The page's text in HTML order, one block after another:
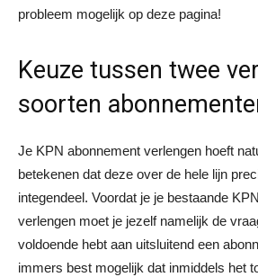
probleem mogelijk op deze pagina!
Keuze tussen twee
soorten
Je KPN abonnement verlengen hoeft
betekenen dat deze over de hele lijn
integendeel. Voordat je je bestaande
verlengen moet je jezelf namelijk de
voldoende hebt aan uitsluitend een
immers best mogelijk dat inmiddels het